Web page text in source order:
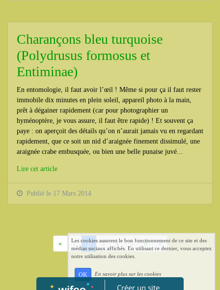
Charançons bleu turquoise
(Polydrusus formosus et
Entiminae)
En entomologie, il faut avoir l’œil ! Même si pour ça il faut rester
immobile dix minutes en plein soleil, appareil photo à la main,
prêt à dégainer rapidement (car pour photographier un
hyménoptère, je vous assure, il faut être rapide) ! Et souvent ça
paye : on aperçoit des détails qu’on n’aurait jamais vu en regardant
rapidement, que ce soit un nid d’araignée finement dissimulé, une
araignée crabe embusquée, ou bien une belle punaise juvé...
Lire cet article
Publié le 17 Mars 2014
«Précédent
1 2 3 4 5 6 »Suivant
Créer un site
Les cookies assurent le bon fonctionnement de ce site et des
médias sociaux affichés. En utilisant ce dernier, vous acceptez
notre utilisation des cookies.
OK En savoir plus sur les cookies